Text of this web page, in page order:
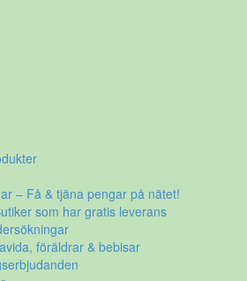
– Få & tjäna pengar på nätet!
som har gratis leverans
föräldrar & bebisar